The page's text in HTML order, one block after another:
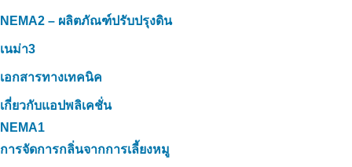
NEMA2 – ผลิตภัณฑ์ปรับปรุงดิน
เนม่า3
เอกสารทางเทคนิค
เกี่ยวกับแอปพลิเคชั่น
NEMA1
การจัดการกลิ่นจากการเลี้ยงหมู